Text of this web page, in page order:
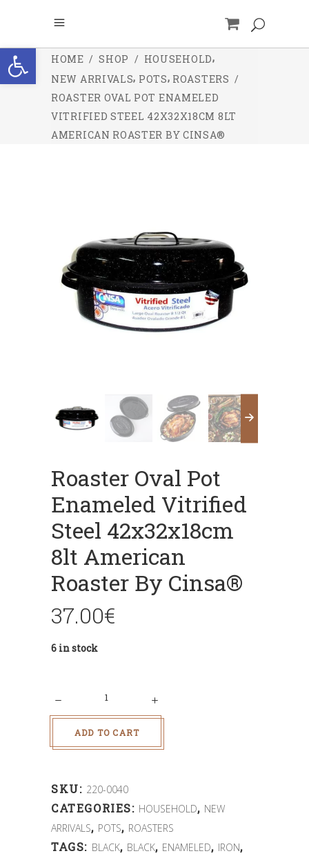
Open toolbar
HOME /SHOP / HOUSEHOLD,
NEW ARRIVALS, POTS, ROASTERS /
ROASTER OVAL POT ENAMELED
VITRIFIED STEEL 42X32X18CM 8LT
AMERICAN ROASTER BY CINSA®
Roaster Oval Pot
Enameled Vitrified
Steel 42x32x18cm
8lt American
Roaster By Cinsa®
37.00€
6 in stock
ADD TO CART
SKU: 220-0040
CATEGORIES: HOUSEHOLD, NEW
ARRIVALS, POTS, ROASTERS
TAGS: BLACK, BLACK, ENAMELED, IRON,